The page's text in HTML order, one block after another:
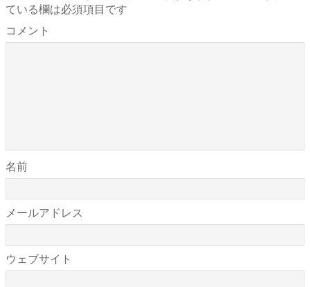
ている欄は必須項目です
コメント
名前
メールアドレス
ウェブサイト